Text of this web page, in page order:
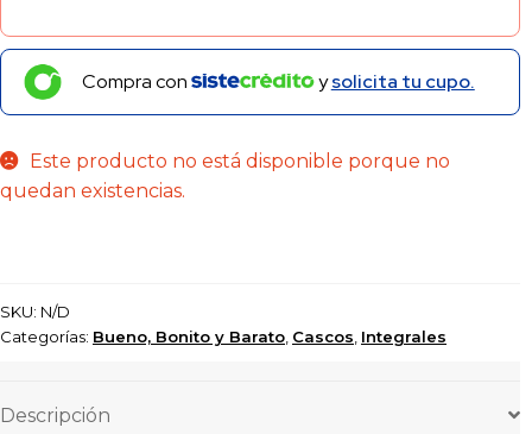
Compra con ysolicita tu cupo.
Este producto no está disponible porque no
quedan existencias.
SKU: N/D
Categorías: Bueno, Bonito y Barato Cascos Integrales
Descripción